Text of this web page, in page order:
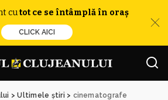
cutot ce se întâmplă în oraș
CLICK AICI
>Ultimele știri > cinematografe